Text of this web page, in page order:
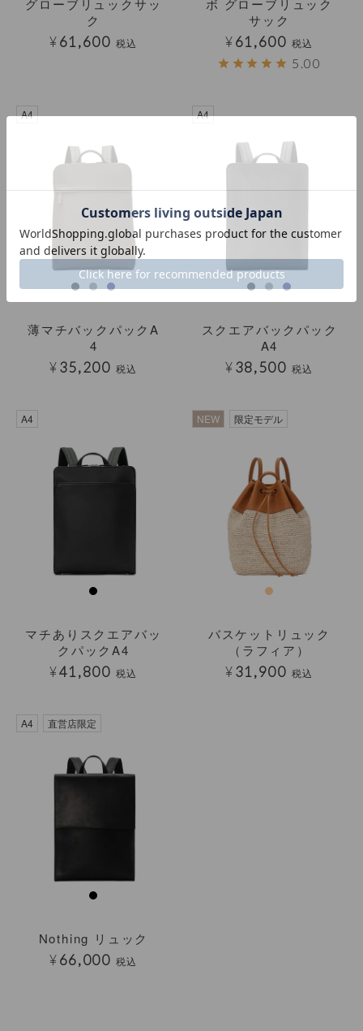
グローブリュックサッ
ク
¥61,600 税込
ボ グローブリュック
サック
¥61,600 税込
5.00
A4
薄マチバックパックA
4
¥35,200 税込
A4
スクエアバックパック
A4
¥38,500 税込
A4
マチありスクエアバッ
クパックA4
¥41,800 税込
NEW 限定モデル
バスケットリュック
（ラフィア）
¥31,900 税込
A4 直営店限定
Nothing リュック
¥66,000 税込